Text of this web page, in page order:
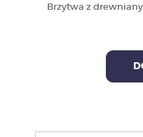
Brzytwa z